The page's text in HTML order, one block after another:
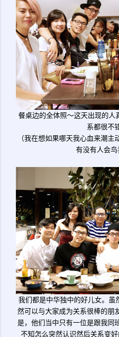
餐桌边的全体照～这天出现的人
系都很不
（我在想如果哪天我心血来潮
有没有人会鸟
我们都是中华独中的好儿女。虽
然可以与大家成为关系很棒的朋
是，他们当中只有一位是跟我同
不知怎么突然认识然后关系变